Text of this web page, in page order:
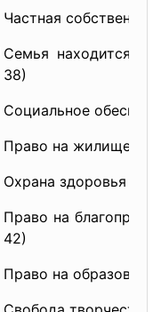
Частная
Семья находится
38)
Социальное
Право на жилище
Охрана здоровья и
Право на
42)
Право на